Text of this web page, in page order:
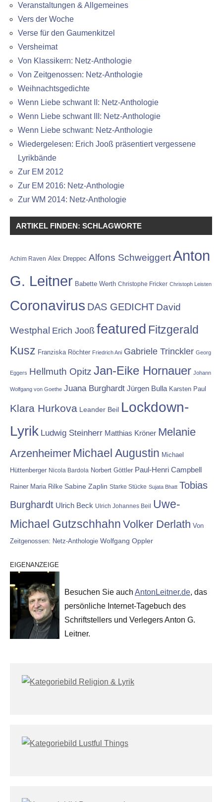
Veranstaltungen & Allgemeines
Vers der Woche
Verse für den Gaumenkitzel
Versheimat
Von Klassikern: Netz-Anthologie
Von Zeitgenossen: Netz-Anthologie
Weihnachtsgedichte
Wenn Liebe schwant II: Netz-Anthologie
Wenn Liebe schwant III: Netz-Anthologie
Wenn Liebe schwant: Netz-Anthologie
Wiedergelesen: Erich Jooß präsentiert vergessene
Lyrikbände
Zur EM 2012
Zur EM 2016: Netz-Anthologie
Zur WM 2014: Netz-Anthologie
ARTIKEL FINDEN: SCHLAGWORTE
Achim Raven Alex Dreppec Alfons SchweiggertAnton
G. Leitner Babette Werth Christophe Fricker Christoph Leisten
Coronavirus DAS GEDICHT David
Westphal Erich Jooß featured Fitzgerald
Kusz Franziska Röchter Friedrich Ani Gabriele Trinckler Georg
Eggers Hellmuth Opitz Jan-Eike Hornauer Johann
Wolfgang von Goethe Juana Burghardt Jürgen Bulla Karsten Paul
Klara Hurkova Leander Beil Lockdown-
Lyrik Ludwig Steinherr Matthias Kröner Melanie
Arzenheimer Michael Augustin Michael
Hüttenberger Nicola Bardola Norbert Göttler Paul-Henri Campbell
Rainer Maria Rilke Sabine Zaplin Starke Stücke Sujata Bhatt Tobias
Burghardt Ulrich Beck Ulrich Johannes Beil Uwe-
Michael Gutzschhahn Volker Derlath Von
Zeitgenossen: Netz-Anthologie Wolfgang Oppler
EIGENANZEIGE
Besuchen Sie auch AntonLeitner.de, das
persönliche Internet-Tagebuch des
Schriftstellers und Verlegers Anton G.
Leitner.